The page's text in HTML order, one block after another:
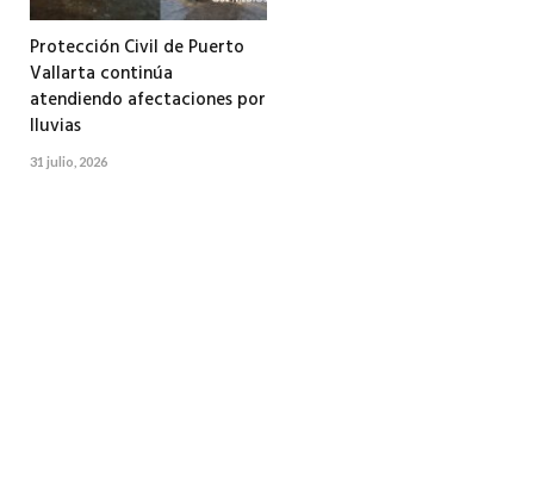
Protección Civil de Puerto
Vallarta continúa
atendiendo afectaciones por
lluvias
31 julio, 2026